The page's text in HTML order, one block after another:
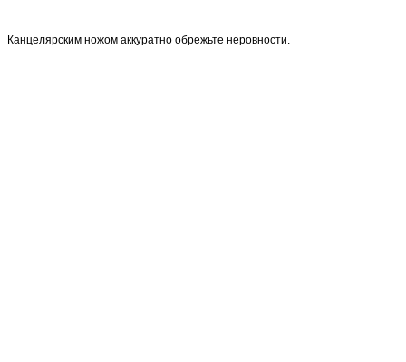
Канцелярским ножом аккуратно обрежьте неровности.